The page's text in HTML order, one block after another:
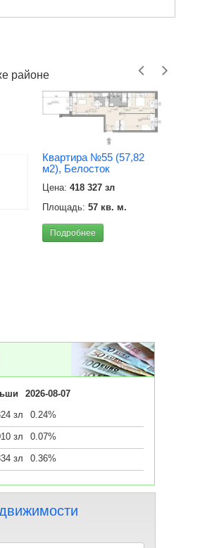
районе
Квартира №55 (57,82
м2), Белосток
Цена: 418 327 зл
Площадь: 57 кв. м.
Подробнее
2026-08-07
зл 0.24%
зл 0.07%
зл 0.36%